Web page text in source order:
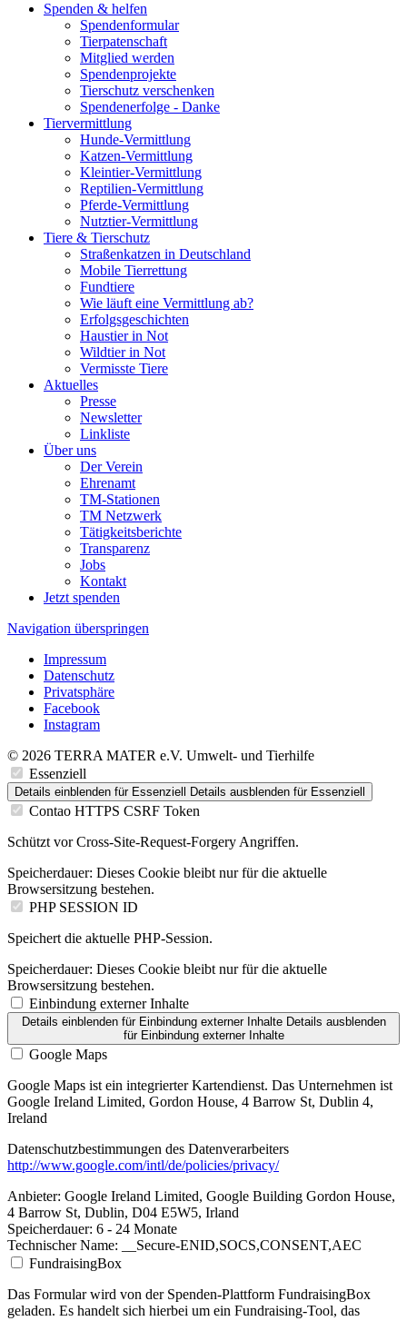
Spenden & helfen
Spendenformular
Tierpatenschaft
Mitglied werden
Spendenprojekte
Tierschutz verschenken
Spendenerfolge - Danke
Tiervermittlung
Hunde-Vermittlung
Katzen-Vermittlung
Kleintier-Vermittlung
Reptilien-Vermittlung
Pferde-Vermittlung
Nutztier-Vermittlung
Tiere & Tierschutz
Straßenkatzen in Deutschland
Mobile Tierrettung
Fundtiere
Wie läuft eine Vermittlung ab?
Erfolgsgeschichten
Haustier in Not
Wildtier in Not
Vermisste Tiere
Aktuelles
Presse
Newsletter
Linkliste
Über uns
Der Verein
Ehrenamt
TM-Stationen
TM Netzwerk
Tätigkeitsberichte
Transparenz
Jobs
Kontakt
Jetzt spenden
Navigation überspringen
Impressum
Datenschutz
Privatsphäre
Facebook
Instagram
© 2026 TERRA MATER e.V. Umwelt- und Tierhilfe
Essenziell
Details einblenden für Essenziell Details ausblenden für Essenziell
Contao HTTPS CSRF Token
Schützt vor Cross-Site-Request-Forgery Angriffen.
Speicherdauer: Dieses Cookie bleibt nur für die aktuelle
Browsersitzung bestehen.
PHP SESSION ID
Speichert die aktuelle PHP-Session.
Speicherdauer: Dieses Cookie bleibt nur für die aktuelle
Browsersitzung bestehen.
Einbindung externer Inhalte
Details einblendenfür Einbindung externer Inhalte Details ausblenden
für Einbindung externer Inhalte
Google Maps
Google Maps ist ein integrierter Kartendienst. Das Unternehmen ist
Google Ireland Limited, Gordon House, 4 Barrow St, Dublin 4,
Ireland
Datenschutzbestimmungen des Datenverarbeiters
http://www.google.com/intl/de/policies/privacy/
Anbieter: Google Ireland Limited, Google Building Gordon House,
4 Barrow St, Dublin, D04 E5W5, Irland
Speicherdauer: 6 - 24 Monate
Technischer Name: __Secure-ENID,SOCS,CONSENT,AEC
FundraisingBox
Das Formular wird von der Spenden-Plattform FundraisingBox
geladen. Es handelt sich hierbei um ein Fundraising-Tool, das